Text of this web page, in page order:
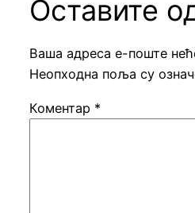
Оставите
Ваша адреса е-поште
Неопходна поља су
Коментар *